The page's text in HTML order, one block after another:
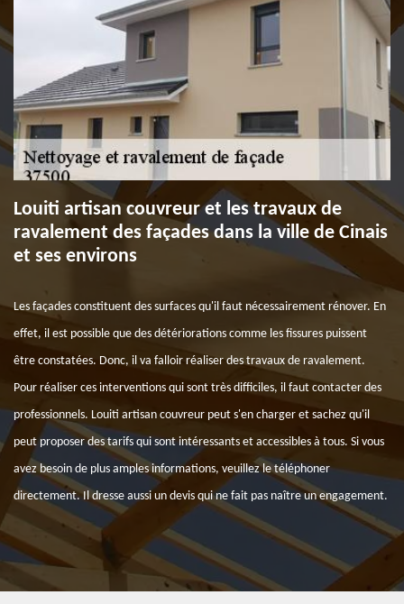
Louiti artisan couvreur et les travaux de
ravalement des façades dans la ville de Cinais
et ses environs
Les façades constituent des surfaces qu'il faut nécessairement rénover. En
effet, il est possible que des détériorations comme les fissures puissent
être constatées. Donc, il va falloir réaliser des travaux de ravalement.
Pour réaliser ces interventions qui sont très difficiles, il faut contacter des
professionnels. Louiti artisan couvreur peut s'en charger et sachez qu'il
peut proposer des tarifs qui sont intéressants et accessibles à tous. Si vous
avez besoin de plus amples informations, veuillez le téléphoner
directement. Il dresse aussi un devis qui ne fait pas naître un engagement.